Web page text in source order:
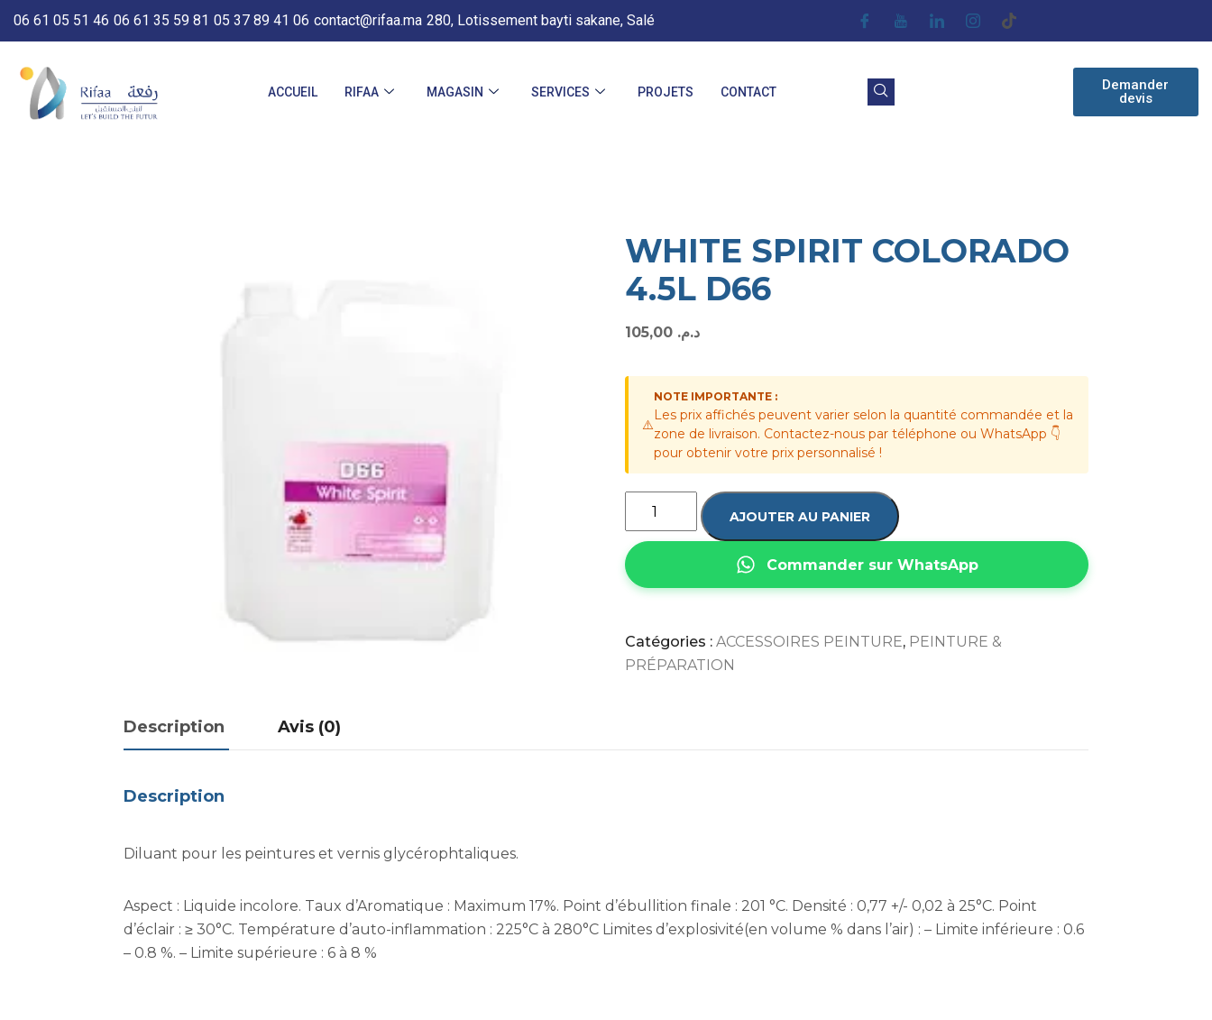
06 61 05 51 46 06 61 35 59 81 05 37 89 41 06 contact@rifaa.ma 280, Lotissement bayti sakane, Salé
ACCUEIL RIFAA MAGASIN SERVICES PROJETS CONTACT
Demander
devis
WHITE SPIRIT COLORADO
4.5L D66
د.م.
⚠️
NOTE IMPORTANTE :
Les prix affichés peuvent varier selon la quantité commandée et la
zone de livraison. Contactez-nous par téléphone ou WhatsApp 👇
pour obtenir votre prix personnalisé !
AJOUTER AU PANIER
Commander sur WhatsApp
Catégories :ACCESSOIRES PEINTURE, PEINTURE &
PRÉPARATION
Description Avis (0)
Description
Diluant pour les peintures et vernis glycérophtaliques.
Aspect : Liquide incolore. Taux d’Aromatique : Maximum 17%. Point d’ébullition finale : 201 °C. Densité : 0,77 +/- 0,02 à 25°C. Point
d’éclair : ≥ 30°C. Température d’auto-inflammation : 225°C à 280°C Limites d’explosivité(en volume % dans l’air) : – Limite inférieure : 0.6
– 0.8 %. – Limite supérieure : 6 à 8 %